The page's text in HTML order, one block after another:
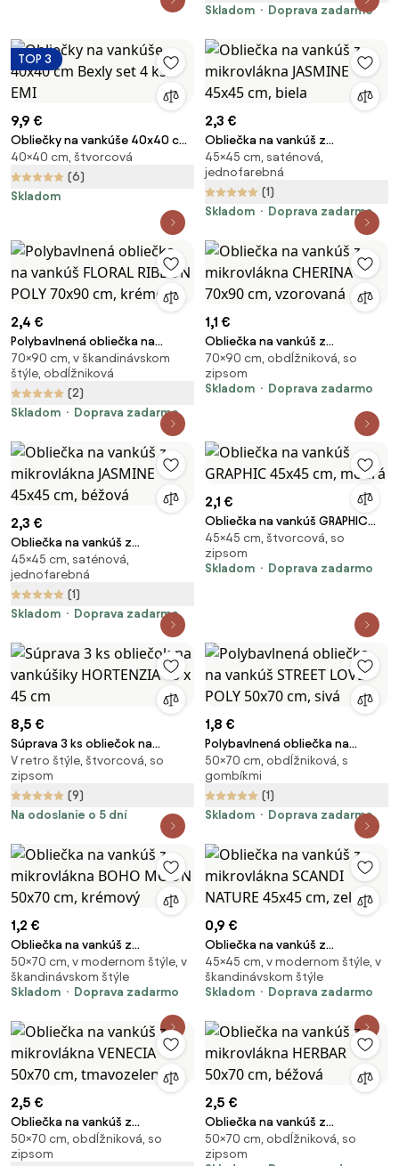
Skladom
Doprava zadarmo
TOP 3
9,9 €
Obliečky na vankúše 40x40 cm
Bexly set 4 ks EMI
40×40 cm, štvorcová
(6)
Skladom
2,3 €
Obliečka na vankúš z
mikrovlákna JASMINE 45x45 cm,
biela
45×45 cm, saténová,
jednofarebná
(1)
Skladom
Doprava zadarmo
2,4 €
Polybavlnená obliečka na
vankúš FLORAL RIBBON POLY
70x90 cm, krémová
70×90 cm, v škandinávskom
štýle, obdĺžniková
(2)
Skladom
Doprava zadarmo
1,1 €
Obliečka na vankúš z
mikrovlákna CHERINA 70x90 cm,
vzorovaná
70×90 cm, obdĺžniková, so
zipsom
Skladom
Doprava zadarmo
2,3 €
Obliečka na vankúš z
mikrovlákna JASMINE 45x45 cm,
béžová
45×45 cm, saténová,
jednofarebná
(1)
Skladom
Doprava zadarmo
2,1 €
Obliečka na vankúš GRAPHIC
45x45 cm, modrá
45×45 cm, štvorcová, so
zipsom
Skladom
Doprava zadarmo
8,5 €
Súprava 3 ks obliečok na
vankúšiky HORTENZIA 45 x 45 cm
V retro štýle, štvorcová, so
zipsom
(9)
Na odoslanie o 5 dní
1,8 €
Polybavlnená obliečka na
vankúš STREET LOVE POLY 50x70
cm, sivá
50×70 cm, obdĺžniková, s
gombíkmi
(1)
Skladom
Doprava zadarmo
1,2 €
Obliečka na vankúš z
mikrovlákna BOHO MOON
50x70 cm, krémový
50×70 cm, v modernom štýle, v
škandinávskom štýle
Skladom
Doprava zadarmo
0,9 €
Obliečka na vankúš z
mikrovlákna SCANDI NATURE
45x45 cm, zelený
45×45 cm, v modernom štýle, v
škandinávskom štýle
Skladom
Doprava zadarmo
2,5 €
Obliečka na vankúš z
mikrovlákna VENECIA 50x70 cm,
tmavozelená
50×70 cm, obdĺžniková, so
zipsom
2,5 €
Obliečka na vankúš z
mikrovlákna HERBAR 50x70 cm,
béžová
50×70 cm, obdĺžniková, so
zipsom